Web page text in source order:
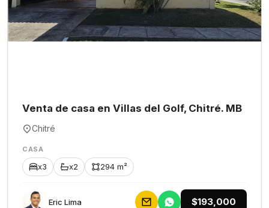
Venta de casa en Villas del Golf, Chitré. MB
Chitré
CASA
x3 x2 294 m²
Eric Lima $193,000